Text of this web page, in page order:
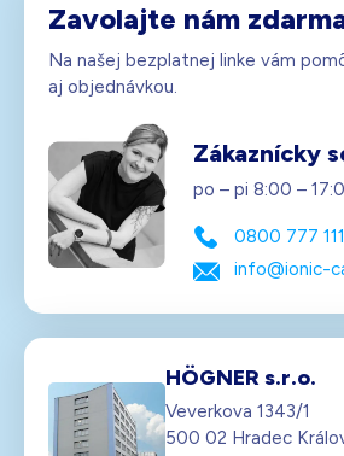
Zavolajte nám
Na našej bezplatnej linke vám
aj objednávkou.
Zákaznícky
po – pi 8:00 –
0800 777 111
info@ionic-
HÖGNER s.r.o.
Veverkova 1343/1
500 02 Hradec